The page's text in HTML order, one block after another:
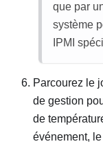
que par
système
IPMI
Parcourez le
de gestion
de
événement,